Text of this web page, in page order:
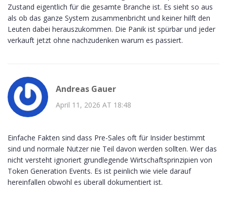
Zustand eigentlich für die gesamte Branche ist. Es sieht so aus
als ob das ganze System zusammenbricht und keiner hilft den
Leuten dabei herauszukommen. Die Panik ist spürbar und jeder
verkauft jetzt ohne nachzudenken warum es passiert.
Andreas Gauer
April 11, 2026 AT 18:48
Einfache Fakten sind dass Pre-Sales oft für Insider bestimmt
sind und normale Nutzer nie Teil davon werden sollten. Wer das
nicht versteht ignoriert grundlegende Wirtschaftsprinzipien von
Token Generation Events. Es ist peinlich wie viele darauf
hereinfallen obwohl es überall dokumentiert ist.